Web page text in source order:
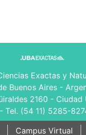
Exactas y
Buenos Aires -
2160 - Ciudad
Tel. (54 11) 5285-
Campus Virtual